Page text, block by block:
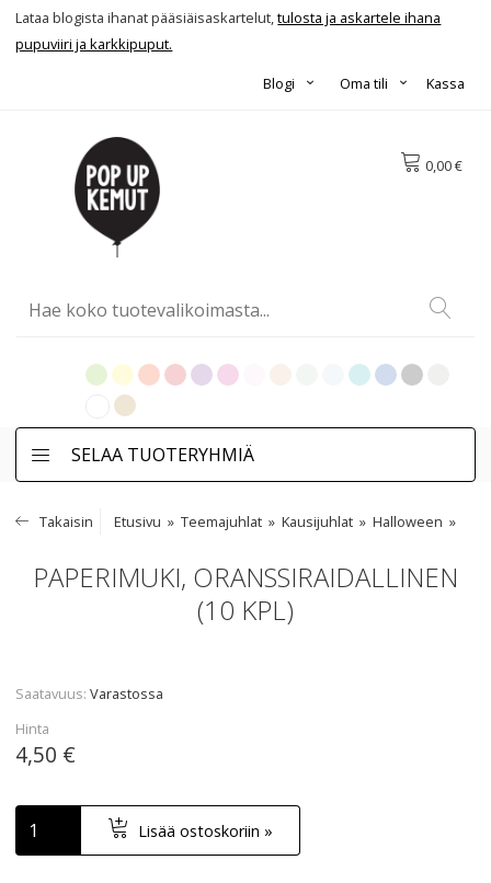
Lataa blogista ihanat pääsiäisaskartelut,tulosta ja askartele ihana
pupuviiri ja karkkipuput.
Kassa
Oma tili
Blogi
0,00 €
SELAA TUOTERYHMIÄ
Takaisin Etusivu Teemajuhlat Kausijuhlat Halloween
PAPERIMUKI, ORANSSIRAIDALLINEN
(10 KPL)
Saatavuus Varastossa
Hinta
4,50 €
Lisää ostoskoriin »